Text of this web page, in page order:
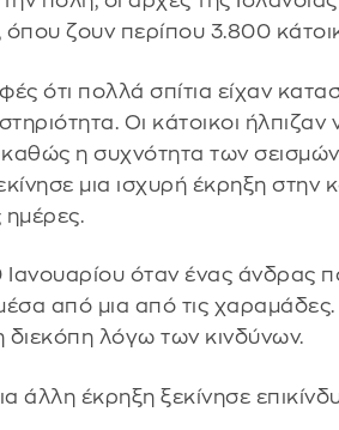
όπου ζουν περίπου 3.800
ότι πολλά σπίτια είχαν
Οι κάτοικοι ήλπιζαν
καθώς η συχνότητα των
μια ισχυρή έκρηξη στην
ημέρες.
Ιανουαρίου όταν ένας άνδρας
από μια από τις
διεκόπη λόγω των κινδύνων.
άλλη έκρηξη ξεκίνησε